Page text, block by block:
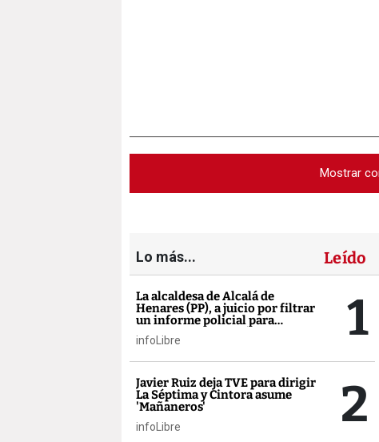
Mostrar
Lo más... Leído
La alcaldesa de Alcalá de
Henares (PP), a juicio por filtrar
un informe policial para
vincular inmigración y
delincuencia
infoLibre 1
Javier Ruiz deja TVE para dirigir
La Séptima y Cintora asume
'Mañaneros'
infoLibre 2